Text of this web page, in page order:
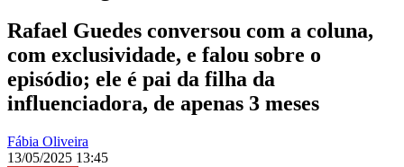
Rafael Guedes conversou com a coluna,
com exclusividade, e falou sobre o
episódio; ele é pai da filha da
influenciadora, de apenas 3 meses
Fábia Oliveira
13/05/2025 13:45